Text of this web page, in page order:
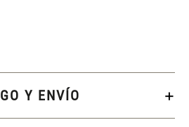
Y ENVÍO
80
S/ 74.90
Set 2 Almohadas Hollow